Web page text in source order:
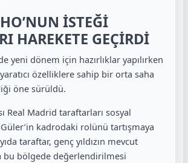
İSTEĞİ
HAREKETE GEÇİRDİ
yeni dönem için hazırlıklar yapılırken
özelliklere sahip bir orta saha
öne sürüldü.
Real Madrid taraftarları sosyal
kadrodaki rolünü tartışmaya
taraftar, genç yıldızın mevcut
bu bölgede değerlendirilmesi